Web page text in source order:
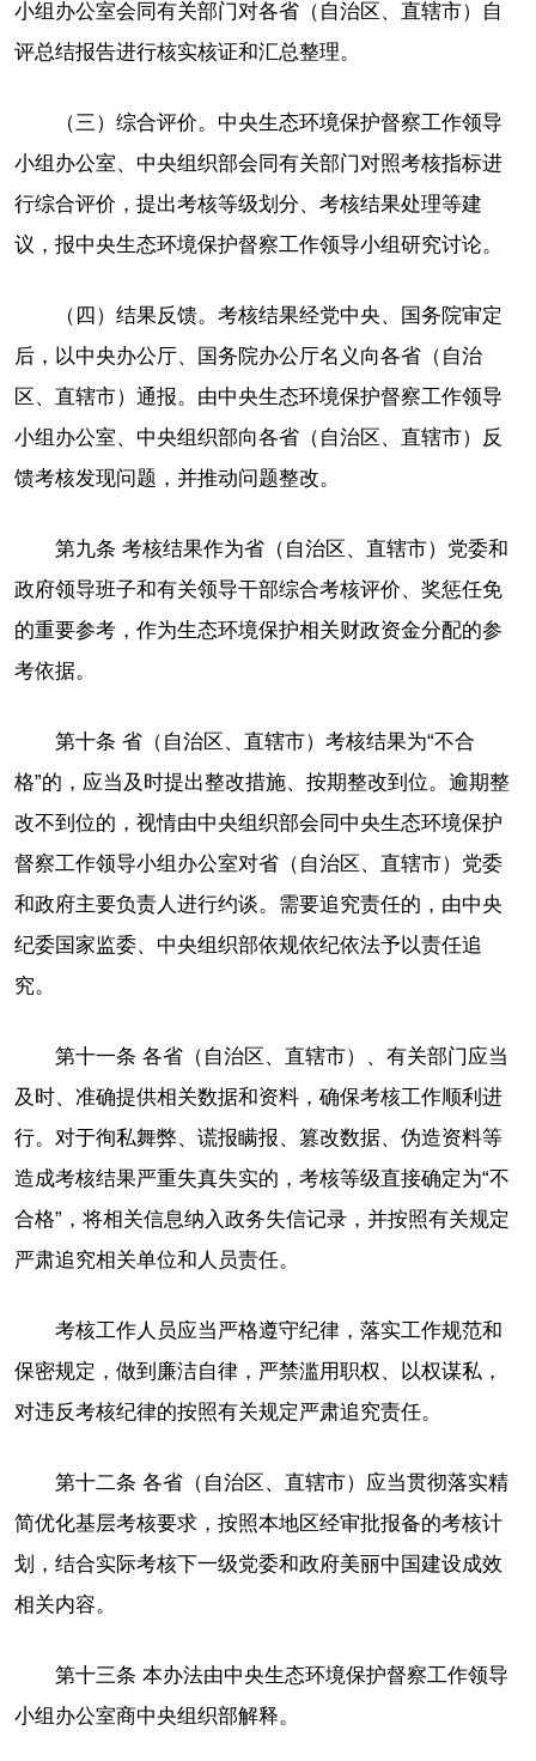
小组办公室会同有关部门对各省（自治区、直辖市）自
评总结报告进行核实核证和汇总整理。
（三）综合评价。中央生态环境保护督察工作领导
小组办公室、中央组织部会同有关部门对照考核指标进
行综合评价，提出考核等级划分、考核结果处理等建
议，报中央生态环境保护督察工作领导小组研究讨论。
（四）结果反馈。考核结果经党中央、国务院审定
后，以中央办公厅、国务院办公厅名义向各省（自治
区、直辖市）通报。由中央生态环境保护督察工作领导
小组办公室、中央组织部向各省（自治区、直辖市）反
馈考核发现问题，并推动问题整改。
第九条 考核结果作为省（自治区、直辖市）党委和
政府领导班子和有关领导干部综合考核评价、奖惩任免
的重要参考，作为生态环境保护相关财政资金分配的参
考依据。
第十条 省（自治区、直辖市）考核结果为“不合
格”的，应当及时提出整改措施、按期整改到位。逾期整
改不到位的，视情由中央组织部会同中央生态环境保护
督察工作领导小组办公室对省（自治区、直辖市）党委
和政府主要负责人进行约谈。需要追究责任的，由中央
纪委国家监委、中央组织部依规依纪依法予以责任追
究。
第十一条 各省（自治区、直辖市）、有关部门应当
及时、准确提供相关数据和资料，确保考核工作顺利进
行。对于徇私舞弊、谎报瞒报、篡改数据、伪造资料等
造成考核结果严重失真失实的，考核等级直接确定为“不
合格”，将相关信息纳入政务失信记录，并按照有关规定
严肃追究相关单位和人员责任。
考核工作人员应当严格遵守纪律，落实工作规范和
保密规定，做到廉洁自律，严禁滥用职权、以权谋私，
对违反考核纪律的按照有关规定严肃追究责任。
第十二条 各省（自治区、直辖市）应当贯彻落实精
简优化基层考核要求，按照本地区经审批报备的考核计
划，结合实际考核下一级党委和政府美丽中国建设成效
相关内容。
第十三条 本办法由中央生态环境保护督察工作领导
小组办公室商中央组织部解释。